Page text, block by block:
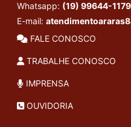
Whatsapp: (19) 99644-1179
E-mail:
FALE CONOSCO
TRABALHE CONOSCO
IMPRENSA
OUVIDORIA